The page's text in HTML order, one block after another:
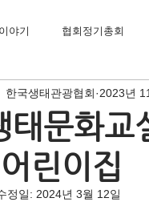
야기 협회정기총회
생태문화교실 이달
이벤트 지역컨설팅
태문화
린이집
한국생태관광협회 2023년
정일: 2024년 3월 12일